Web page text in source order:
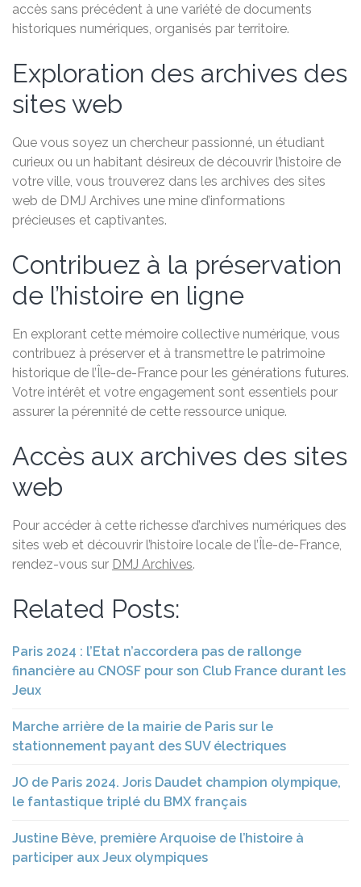
accès sans précédent à une variété de documents
historiques numériques, organisés par territoire.
Exploration des archives des
sites web
Que vous soyez un chercheur passionné, un étudiant
curieux ou un habitant désireux de découvrir l’histoire de
votre ville, vous trouverez dans les archives des sites
web de DMJ Archives une mine d’informations
précieuses et captivantes.
Contribuez à la préservation
de l’histoire en ligne
En explorant cette mémoire collective numérique, vous
contribuez à préserver et à transmettre le patrimoine
historique de l’Île-de-France pour les générations futures.
Votre intérêt et votre engagement sont essentiels pour
assurer la pérennité de cette ressource unique.
Accès aux archives des sites
web
Pour accéder à cette richesse d’archives numériques des
sites web et découvrir l’histoire locale de l’Île-de-France,
rendez-vous sur DMJ Archives.
Related Posts:
Paris 2024 : l’Etat n’accordera pas de rallonge
financière au CNOSF pour son Club France durant les
Jeux
Marche arrière de la mairie de Paris sur le
stationnement payant des SUV électriques
JO de Paris 2024. Joris Daudet champion olympique,
le fantastique triplé du BMX français
Justine Bève, première Arquoise de l’histoire à
participer aux Jeux olympiques